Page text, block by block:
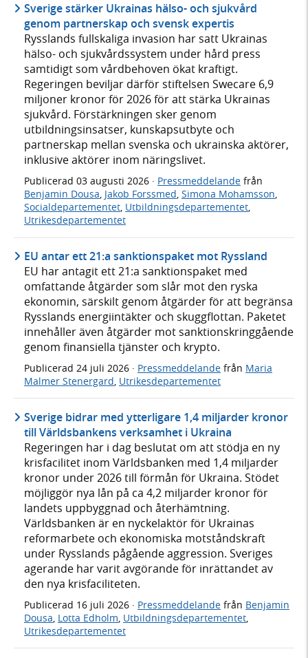
Sverige stärker Ukrainas hälso- och sjukvård
genom partnerskap och svensk expertis
Rysslands fullskaliga invasion har satt Ukrainas
hälso- och sjukvårdssystem under hård press
samtidigt som vårdbehoven ökat kraftigt.
Regeringen beviljar därför stiftelsen Swecare 6,9
miljoner kronor för 2026 för att stärka Ukrainas
sjukvård. Förstärkningen sker genom
utbildningsinsatser, kunskapsutbyte och
partnerskap mellan svenska och ukrainska aktörer,
inklusive aktörer inom näringslivet.
Publicerad 03 augusti 2026 · Pressmeddelande från
Benjamin Dousa, Jakob Forssmed, Simona Mohamsson,
Socialdepartementet, Utbildningsdepartementet,
Utrikesdepartementet
EU antar ett 21:a sanktionspaket mot Ryssland
EU har antagit ett 21:a sanktionspaket med
omfattande åtgärder som slår mot den ryska
ekonomin, särskilt genom åtgärder för att begränsa
Rysslands energiintäkter och skuggflottan. Paketet
innehåller även åtgärder mot sanktionskringgående
genom finansiella tjänster och krypto.
Publicerad 24 juli 2026 · Pressmeddelande från Maria
Malmer Stenergard, Utrikesdepartementet
Sverige bidrar med ytterligare 1,4 miljarder kronor
till Världsbankens verksamhet i Ukraina
Regeringen har i dag beslutat om att stödja en ny
krisfacilitet inom Världsbanken med 1,4 miljarder
kronor under 2026 till förmån för Ukraina. Stödet
möjliggör nya lån på ca 4,2 miljarder kronor för
landets uppbyggnad och återhämtning.
Världsbanken är en nyckelaktör för Ukrainas
reformarbete och ekonomiska motståndskraft
under Rysslands pågående aggression. Sveriges
agerande har varit avgörande för inrättandet av
den nya krisfaciliteten.
Publicerad 16 juli 2026 · Pressmeddelande från Benjamin
Dousa Lotta Edholm Utbildningsdepartementet
Utrikesdepartementet